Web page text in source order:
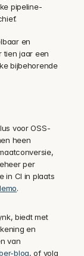
pipeline-
en
tien jaar een
bijbehorende
voor OSS-
heen
per
in CI in plaats
.
biedt met
en
van
blog